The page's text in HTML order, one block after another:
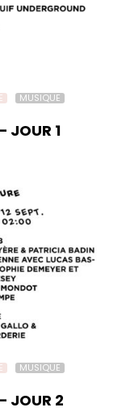
MUSIQUE
JOUR 1
MUSIQUE
JOUR 2